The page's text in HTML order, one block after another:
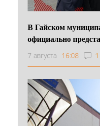
В Гайском
официально
7 августа 16:08 1